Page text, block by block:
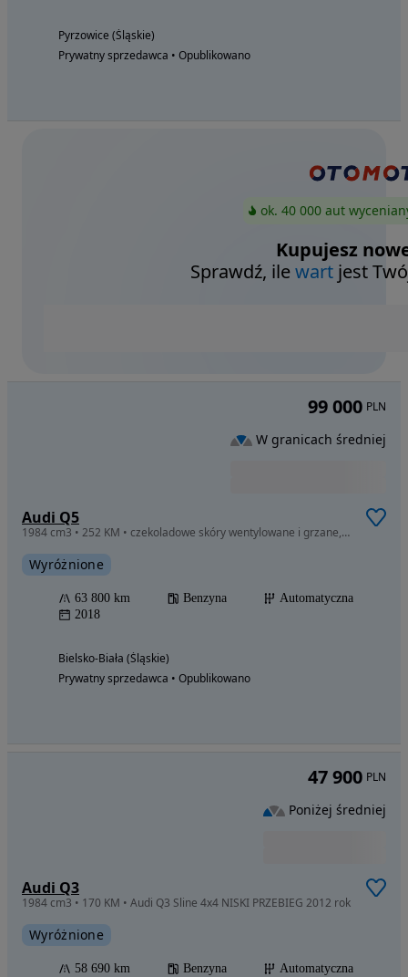
Pyrzowice (Śląskie)
Prywatny sprzedawca • Opublikowano
ok. 40 000 aut
Kupujesz
Sprawdź, ilewart jest
Audi Q5
1984 cm3 • 252 KM • czekoladowe skóry wentylowane i grzane, FULL, cena do negocjacji
Wyróżnione
63 800 km Benzyna
Automatyczna
2018
Bielsko-Biała (Śląskie)
Prywatny sprzedawca • Opublikowano
99 000 PLN
W granicach średniej
Audi Q3
1984 cm3 • 170 KM • Audi Q3 Sline 4x4 NISKI PRZEBIEG 2012 rok
Wyróżnione
58 690 km Benzyna
Automatyczna
47 900 PLN
Poniżej średniej